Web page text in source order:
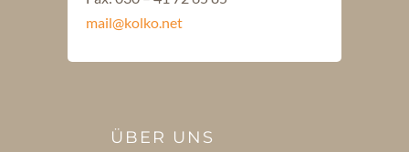
mail@kolko.net
ÜBER UNS